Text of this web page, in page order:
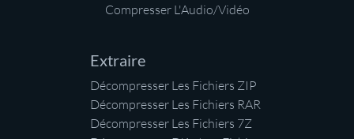
Compresser L'Audio/Vidéo
Extraire
Décompresser Les Fichiers ZIP
Décompresser Les Fichiers RAR
Décompresser Les Fichiers 7Z